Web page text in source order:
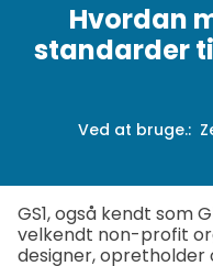
Hvordan
standarder
Ved at bruge.:
GS1, også kendt som
velkendt non-profit
designer,